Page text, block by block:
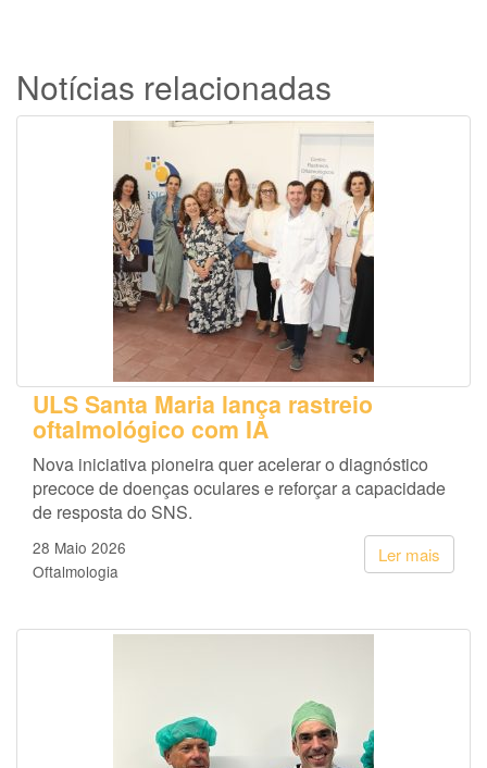
Notícias relacionadas
ULS Santa Maria lança rastreio
oftalmológico com IA
Nova iniciativa pioneira quer acelerar o diagnóstico
precoce de doenças oculares e reforçar a capacidade
de resposta do SNS.
Ler mais
28 Maio 2026
Oftalmologia